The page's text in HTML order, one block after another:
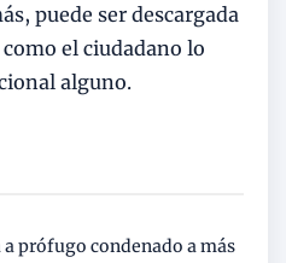
puede ser descargada
el ciudadano lo
alguno.
prófugo condenado a más